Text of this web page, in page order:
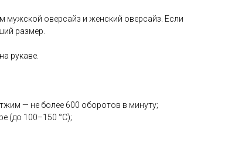
мужской оверсайз и женский оверсайз. Если
размер.
рукаве.
— не более 600 оборотов в минуту;
(до 100–150 °С);